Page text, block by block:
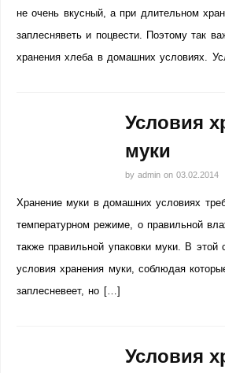
не очень вкусный, а при длительном
заплесняветь и поцвести. Поэтому так
хранения хлеба в домашних условиях.
Условия
муки
by admin on 03.02.2014
Хранение муки в домашних условиях
температурном режиме, о правильной
также правильной упаковки муки. В этой
условия хранения муки, соблюдая
заплесневеет, но […]
Условия